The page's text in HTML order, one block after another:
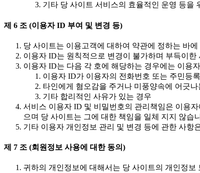
기타 당 사이트 서비스의 효율적인 운영 등을
제 6 조 (이용자 ID 부여 및 변경 등)
당 사이트는 이용고객에 대하여 약관에 정하는 바
이용자 ID는 원칙적으로 변경이 불가하며 부득이
이용자 ID는 다음 각 호에 해당하는 경우에는 이용
이용자 ID가 이용자의 전화번호 또는 주민등
타인에게 혐오감을 주거나 미풍양속에 어긋나
기타 합리적인 사유가 있는 경우
서비스 이용자 ID 및 비밀번호의 관리책임은 이용
으며 당 사이트는 그에 대한 책임을 일체 지지 않습
기타 이용자 개인정보 관리 및 변경 등에 관한 사항
제 7 조 (회원정보 사용에 대한 동의)
귀하의 개인정보에 대해서는 당 사이트의 개인정보